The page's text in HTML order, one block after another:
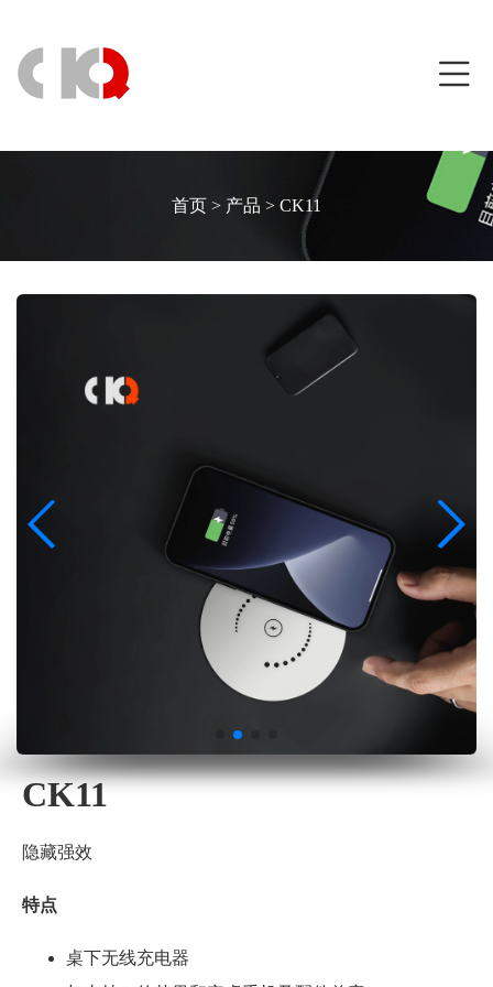
首页 > 产品 > CK11
CK11
隐藏强效
特点
桌下无线充电器